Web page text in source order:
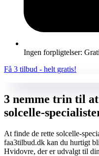
Ingen forpligtelser:
Få 3 tilbud - helt gratis!
3 nemme trin til
solcelle-
At finde de rette solcelle-
faa3tilbud.dk kan du hurtigt
Hvidovre, der er udvalgt til